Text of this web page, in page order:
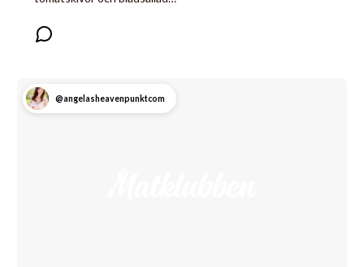
@angelasheavenpunktcom